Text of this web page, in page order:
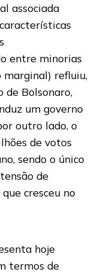
associada
entre minorias
marginal) refluiu,
Bolsonaro,
um governo
outro lado, o
de votos
sendo o único
de
cresceu no
hoje
termos de